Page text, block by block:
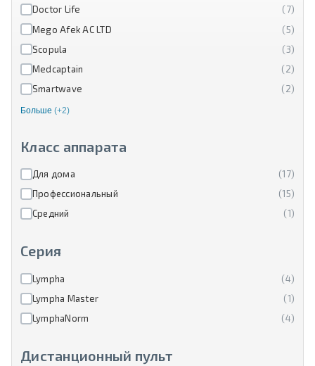
Doctor Life
(7)
Mego Afek AC LTD
(5)
Scopula
(3)
Medcaptain
(2)
Smartwave
(2)
Больше (+2)
Класс аппарата
Для дома
(17)
Профессиональный
(15)
Средний
(1)
Серия
Lympha
(4)
Lympha Master
(1)
LymphaNorm
(4)
Дистанционный пульт